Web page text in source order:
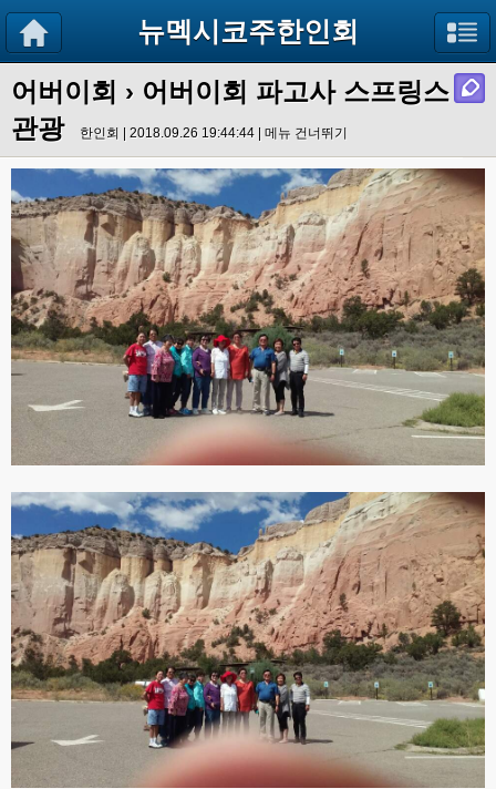
뉴멕시코주한인회
어버이회 › 어버이회 파고사 스프링스
관광
한인회 | 2018.09.26 19:44:44 | 메뉴 건너뛰기